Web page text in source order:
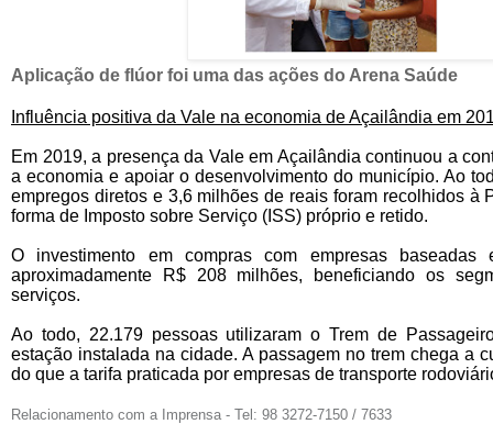
Aplicação de flúor foi uma das ações do Arena Saúde
Influência positiva da Vale na economia de Açailândia em
Em 2019, a presença da Vale em Açailândia continuou a
a economia e apoiar o desenvolvimento do município. Ao
empregos diretos e 3,6 milhões de reais foram recolhidos à
forma de Imposto sobre Serviço (ISS) próprio e retido.
O investimento em compras com empresas
aproximadamente R$ 208 milhões, beneficiando os
serviços.
Ao todo, 22.179 pessoas utilizaram o Trem de
estação instalada na cidade. A passagem no trem chega a
do que a tarifa praticada por empresas de transporte
Relacionamento com a Imprensa - Tel: 98 3272-7150 / 7633